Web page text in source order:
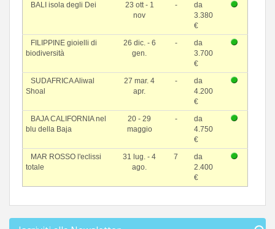
BALI isola degli Dei
23 ott - 1
nov
-
da
3.380
€
FILIPPINE gioielli di
biodiversità
26 dic. - 6
gen.
-
da
3.700
€
SUDAFRICA Aliwal
Shoal
27 mar. 4
apr.
-
da
4.200
€
BAJA CALIFORNIA nel
blu della Baja
20 - 29
maggio
-
da
4.750
€
MAR ROSSO l'eclissi
totale
31 lug. - 4
ago.
7
da
2.400
€